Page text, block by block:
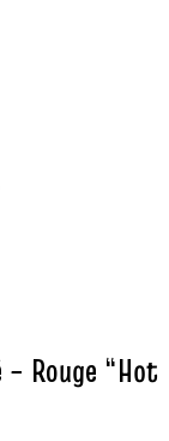
Rouge “Hot